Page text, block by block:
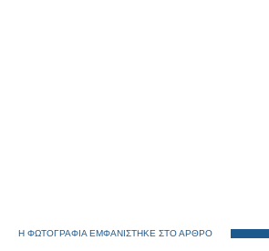
Η ΦΩΤΟΓΡΑΦΙΑ ΕΜΦΑΝΙΣΤΗΚΕ ΣΤΟ ΑΡΘΡΟ